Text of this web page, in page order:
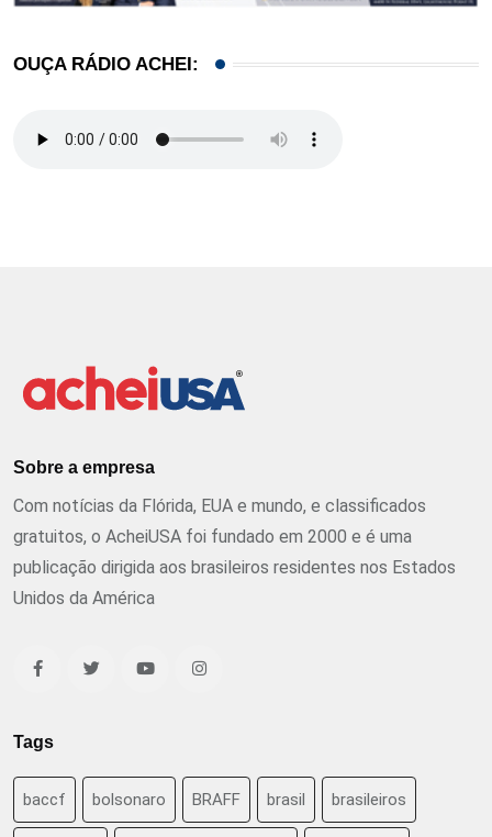
OUÇA RÁDIO ACHEI:
Sobre a empresa
Com notícias da Flórida, EUA e mundo, e classificados
gratuitos, o AcheiUSA foi fundado em 2000 e é uma
publicação dirigida aos brasileiros residentes nos Estados
Unidos da América
Tags
baccf bolsonaro BRAFF brasil brasileiros